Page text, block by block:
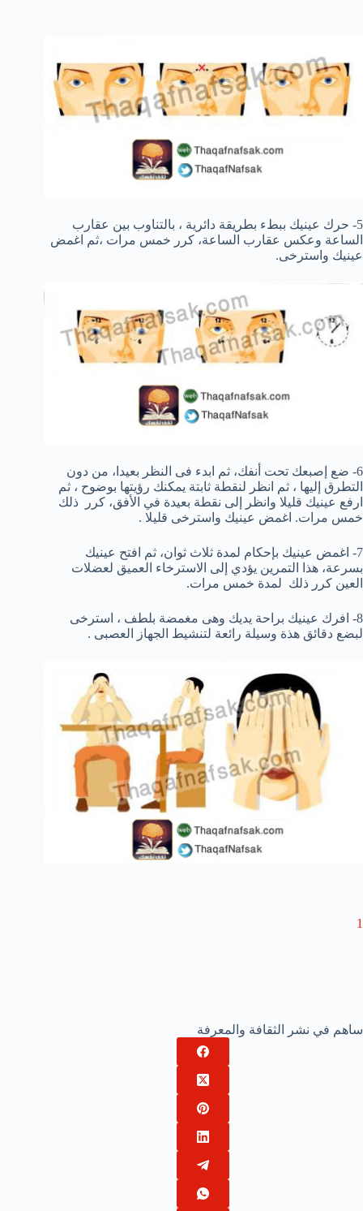
5- حرك عينيك ببطء بطريقة دائرية ، بالتناوب بين عقارب
الساعة وعكس عقارب الساعة، كرر خمس مرات ،ثم اغمض
عينيك واسترخى.
6- ضع إصبعك تحت أنفك، ثم بدء فى النظر بعيدا، من دون
التطرق إليها ، ثم انظر لنقطة ثابتة يمكنك رؤيتها بوضوح ، ثم
ارفع عينيك قليلا و انظر إلى نقطة بعيدة في الأفق، كرر
ذلك
خمس مرات. اغمض عينيك واسترخى قليلا .
7- اغمض عينيك بإحكام لمدة ثلاث ثوان، ثم
افتح عينيك
بسرعة، هذا التمرين يؤدي إلى الاسترخاء العميق لعضلات
العين كرر ذلك لمدة خمس مرات.
8- افرك عينيك براحة يديك وهى مغمضة بلطف ، استرخى
لبضع دقائق هذة وسيلة رائعة لتنشيط الجهاز العصبى .
1
ساهم في نشر الثقافة والمعرفة